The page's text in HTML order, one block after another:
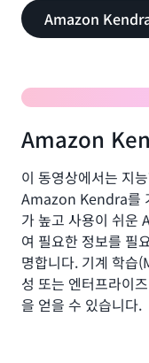
Amazon
Amazon
이 동영상에서는 지
Amazon Kendra를
가 높고 사용이 쉬
여 필요한 정보를 필
명합니다. 기계 학습
성 또는 엔터프라이
을 얻을 수 있습니다.
지능형 검색이란